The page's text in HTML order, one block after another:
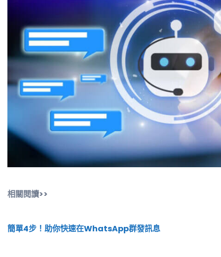
相關閱讀>>
簡單4步！助你快速在WhatsApp群發訊息